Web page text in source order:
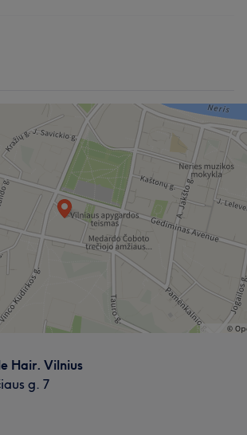
Hair. Vilnius
g. 7